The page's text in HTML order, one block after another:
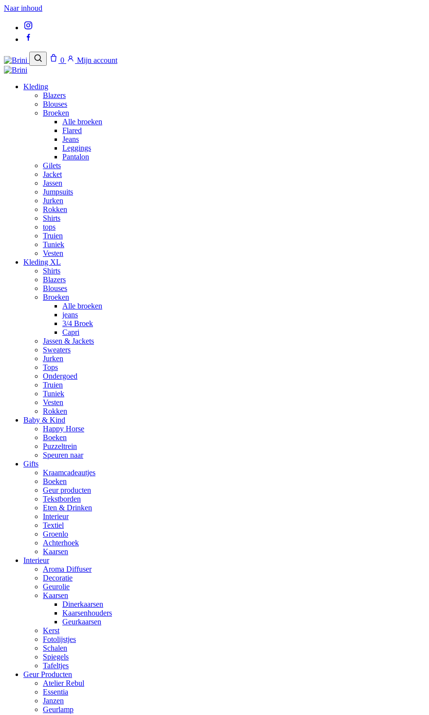
Naar inhoud
0 Mijn account
Kleding
Blazers
Blouses
Broeken
Alle broeken
Flared
Jeans
Leggings
Pantalon
Gilets
Jacket
Jassen
Jumpsuits
Jurken
Rokken
Shirts
tops
Truien
Tuniek
Vesten
Kleding XL
Shirts
Blazers
Blouses
Broeken
Alle broeken
jeans
3/4 Broek
Capri
Jassen & Jackets
Sweaters
Jurken
Tops
Ondergoed
Truien
Tuniek
Vesten
Rokken
Baby & Kind
Happy Horse
Boeken
Puzzeltrein
Speuren naar
Gifts
Kraamcadeautjes
Boeken
Geur producten
Tekstborden
Eten & Drinken
Interieur
Textiel
Groenlo
Achterhoek
Kaarsen
Interieur
Aroma Diffuser
Decoratie
Geurolie
Kaarsen
Dinerkaarsen
Kaarsenhouders
Geurkaarsen
Kerst
Fotolijstjes
Schalen
Spiegels
Tafeltjes
Geur Producten
Atelier Rebul
Essentia
Janzen
Geurlamp